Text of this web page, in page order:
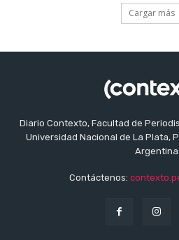
Cargar más
Diario Contexto, Facultad de
Universidad Nacional de La Plata,
Argentina
Contáctenos: